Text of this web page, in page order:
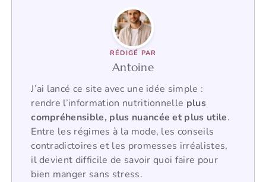
RÉDIGÉ PAR
Antoine
J’ai lancé ce site avec une idée simple :
rendre l’information nutritionnelle plus
compréhensible, plus nuancée et plus utile.
Entre les régimes à la mode, les conseils
contradictoires et les promesses irréalistes,
il devient difficile de savoir quoi faire pour
bien manger sans stress.